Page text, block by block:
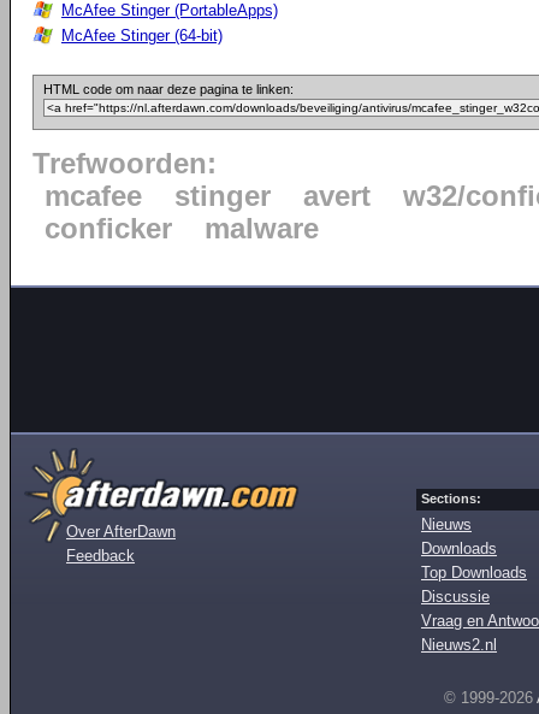
McAfee Stinger (PortableApps)
McAfee Stinger (64-bit)
HTML code om naar deze pagina te linken:
Trefwoorden:
mcafee
stinger avert
w32/
conficker
malware
Over AfterDawn
Feedback
Sections:
Nieuws
Downloads
Top Downloads
Discussie
Vraag en
Nieuws2.nl
© 1999-2026